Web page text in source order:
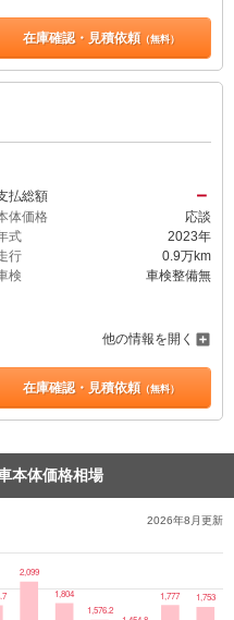
在庫確認・見積依頼（無料）
払総額 －
体価格
応談
式
2023年
行
0.9万km
検
車検整備無
他の情報を開く
在庫確認・見積依頼（無料）
本体価格相場
2026年8月更新